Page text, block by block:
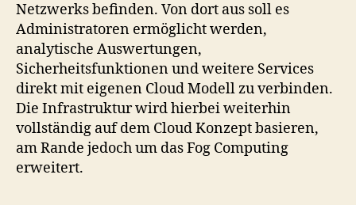
Netzwerks befinden. Von dort aus soll es
Administratoren ermöglicht werden,
analytische Auswertungen,
Sicherheitsfunktionen und weitere Services
direkt mit eigenen Cloud Modell zu verbinden.
Die Infrastruktur wird hierbei weiterhin
vollständig auf dem Cloud Konzept basieren,
am Rande jedoch um das Fog Computing
erweitert.